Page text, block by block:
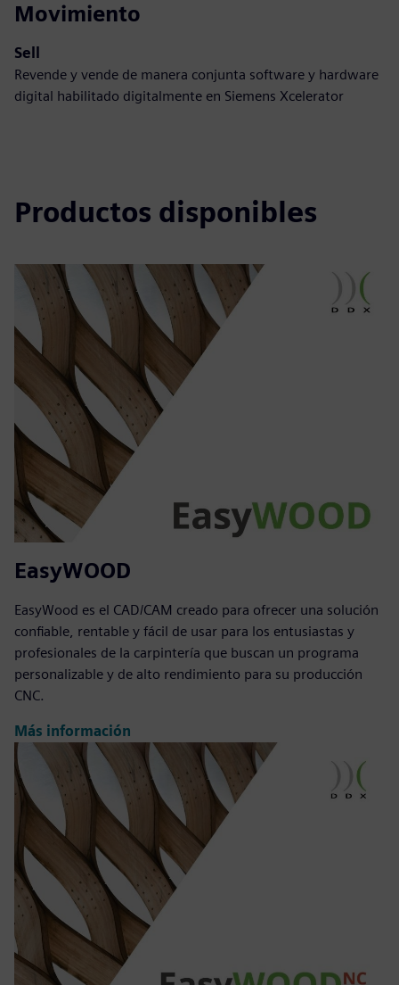
Movimiento
Sell
Revende y vende de manera conjunta software y hardware
digital habilitado digitalmente en Siemens Xcelerator
Productos disponibles
EasyWOOD
EasyWood es el CAD/CAM creado para ofrecer una solución
confiable, rentable y fácil de usar para los entusiastas y
profesionales de la carpintería que buscan un programa
personalizable y de alto rendimiento para su producción
CNC.
Más información